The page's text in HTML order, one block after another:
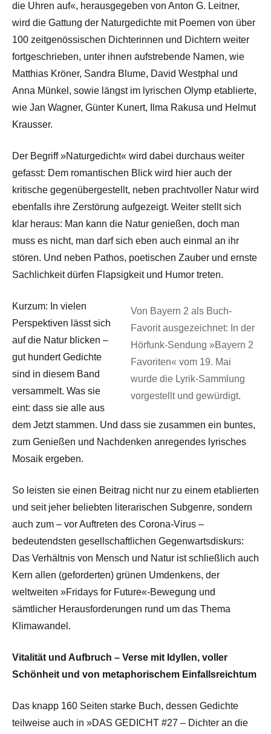
die Uhren auf«, herausgegeben von Anton G. Leitner,
wird die Gattung der Naturgedichte mit Poemen von über
100 zeitgenössischen Dichterinnen und Dichtern weiter
fortgeschrieben, unter ihnen aufstrebende Namen, wie
Matthias Kröner, Sandra Blume, David Westphal und
Anna Münkel, sowie längst im lyrischen Olymp etablierte,
wie Jan Wagner, Günter Kunert, Ilma Rakusa und Helmut
Krausser.
Der Begriff »Naturgedicht« wird dabei durchaus weiter
gefasst: Dem romantischen Blick wird hier auch der
kritische gegenübergestellt, neben prachtvoller Natur wird
ebenfalls ihre Zerstörung aufgezeigt. Weiter stellt sich
klar heraus: Man kann die Natur genießen, doch man
muss es nicht, man darf sich eben auch einmal an ihr
stören. Und neben Pathos, poetischen Zauber und ernste
Sachlichkeit dürfen Flapsigkeit und Humor treten.
Von Bayern 2 als Buch-
Favorit ausgezeichnet: In der
Hörfunk-Sendung »Bayern 2
Favoriten« vom 19. Mai
wurde die Lyrik-Sammlung
vorgestellt und gewürdigt.
Kurzum: In vielen
Perspektiven lässt sich
auf die Natur blicken –
gut hundert Gedichte
sind in diesem Band
versammelt. Was sie
eint: dass sie alle aus
dem Jetzt stammen. Und dass sie zusammen ein buntes,
zum Genießen und Nachdenken anregendes lyrisches
Mosaik ergeben.
So leisten sie einen Beitrag nicht nur zu einem etablierten
und seit jeher beliebten literarischen Subgenre, sondern
auch zum – vor Auftreten des Corona-Virus –
bedeutendsten gesellschaftlichen Gegenwartsdiskurs:
Das Verhältnis von Mensch und Natur ist schließlich auch
Kern allen (geforderten) grünen Umdenkens, der
weltweiten »Fridays for Future«-Bewegung und
sämtlicher Herausforderungen rund um das Thema
Klimawandel.
Vitalität und Aufbruch – Verse mit Idyllen, voller
Schönheit und von metaphorischem Einfallsreichtum
Das knapp 160 Seiten starke Buch, dessen Gedichte
teilweise auch in »DAS GEDICHT #27 – Dichter an die